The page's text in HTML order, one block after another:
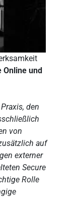
Online und
den
von
auf
externer
Secure
Rolle